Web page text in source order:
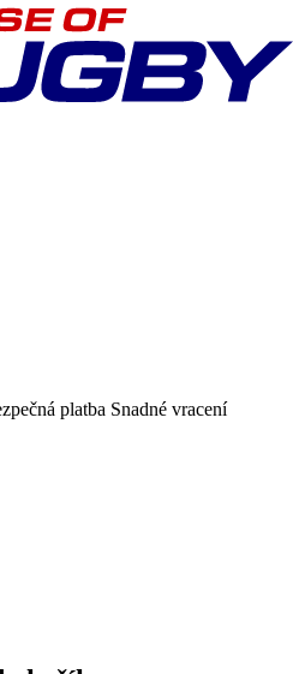
platba Snadné vracení